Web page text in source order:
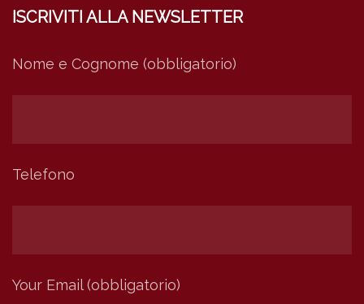
ISCRIVITI ALLA NEWSLETTER
Nome e Cognome (obbligatorio)
Telefono
Your Email (obbligatorio)